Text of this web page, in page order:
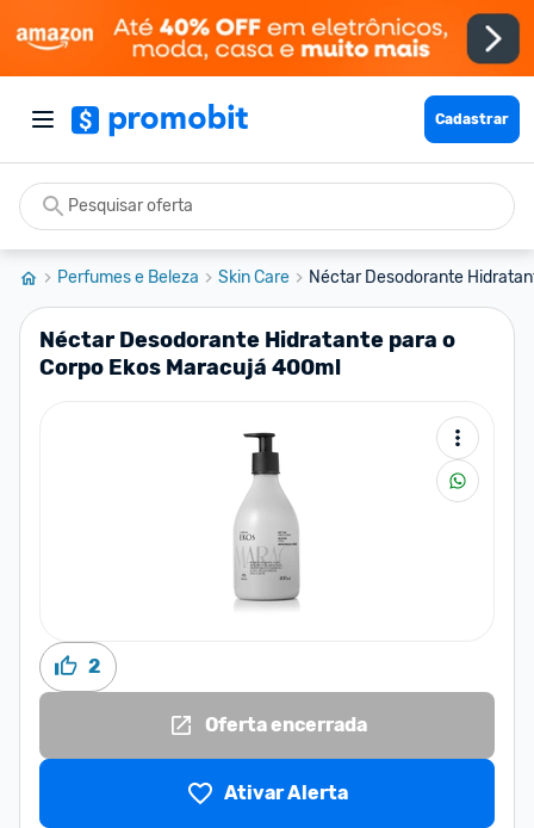
Cadastrar
Perfumes e Beleza Skin Care Néctar Desodorante
Néctar Desodorante Hidratante para o
Corpo Ekos Maracujá 400ml
2
Oferta encerrada
Ativar Alerta